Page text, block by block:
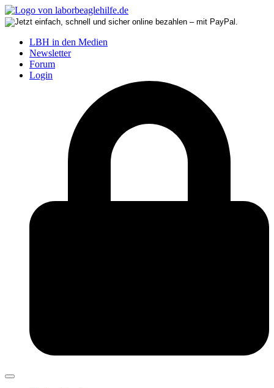
LBH in den Medien
Newsletter
Forum
Login